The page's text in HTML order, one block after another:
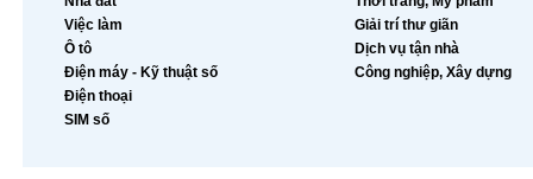
Việc làm
Ô tô
Điện máy - Kỹ thuật số
Điện thoại
SIM số
Giải trí thư giãn
Dịch vụ tận nhà
Công nghiệp, Xây dựng